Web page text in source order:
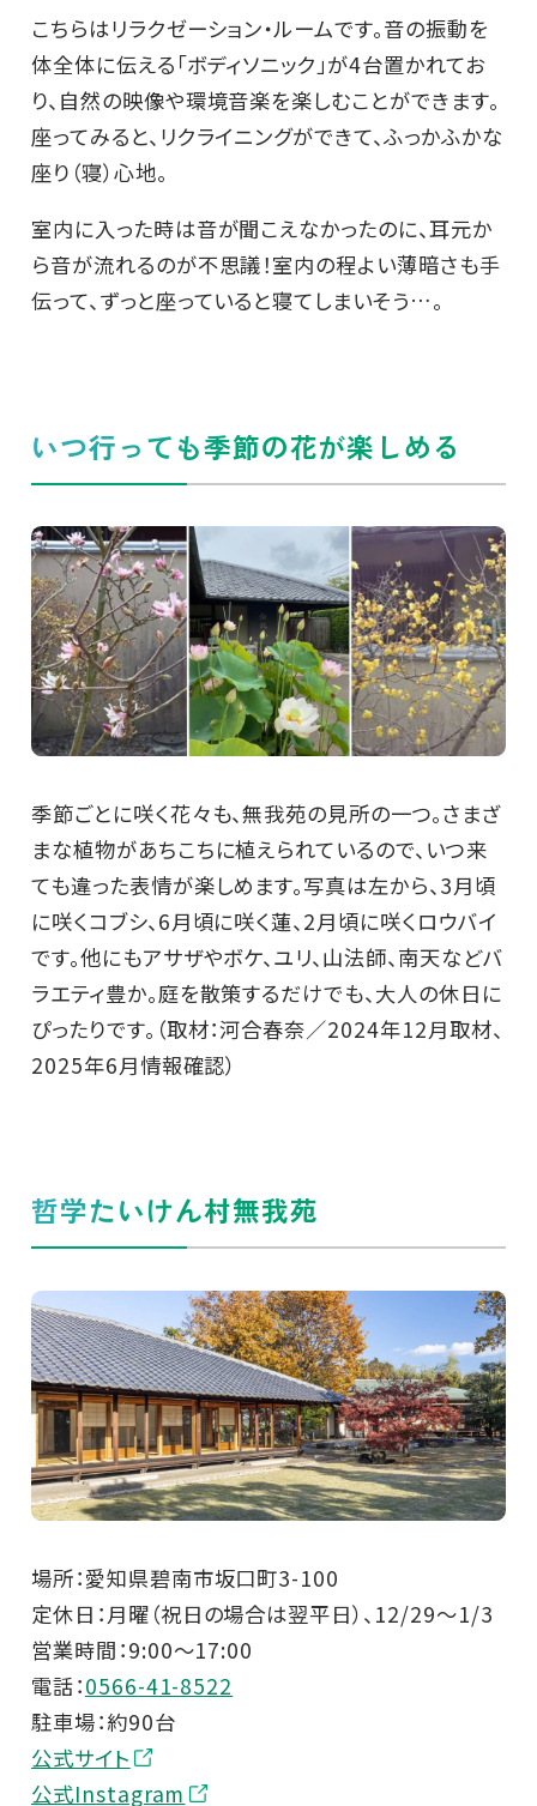
こちらはリラクゼーション・ルームです。音の振動を
体全体に伝える「ボディソニック」が4台置かれてお
り、自然の映像や環境音楽を楽しむことができます。
座ってみると、リクライニングができて、ふっかふかな
座り（寝）心地。
室内に入った時は音が聞こえなかったのに、耳元か
ら音が流れるのが不思議！室内の程よい薄暗さも手
伝って、ずっと座っていると寝てしまいそう…。
いつ行っても季節の花が楽しめる
季節ごとに咲く花々も、無我苑の見所の一つ。さまざ
まな植物があちこちに植えられているので、いつ来
ても違った表情が楽しめます。写真は左から、3月頃
に咲くコブシ、6月頃に咲く蓮、2月頃に咲くロウバイ
です。他にもアサザやボケ、ユリ、山法師、南天などバ
ラエティ豊か。庭を散策するだけでも、大人の休日に
ぴったりです。（取材：河合春奈／2024年12月取材、
2025年6月情報確認）
哲学たいけん村無我苑
場所：愛知県碧南市坂口町3-100
定休日：月曜（祝日の場合は翌平日）、12/29～1/3
営業時間：9:00～17:00
電話：0566-41-8522
駐車場：約90台
公式サイト
公式Instagram